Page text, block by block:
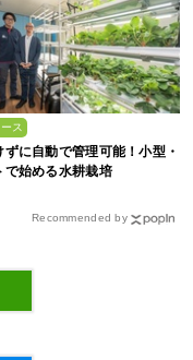
ス
ずに自動で管理可能！小型・
で始める水耕栽培
Recommended by